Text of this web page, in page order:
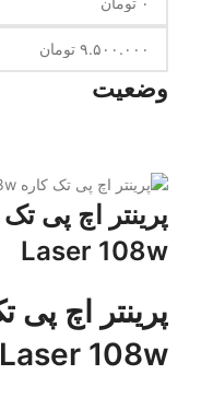
وضعیت
Laser 108w
Laser 108w